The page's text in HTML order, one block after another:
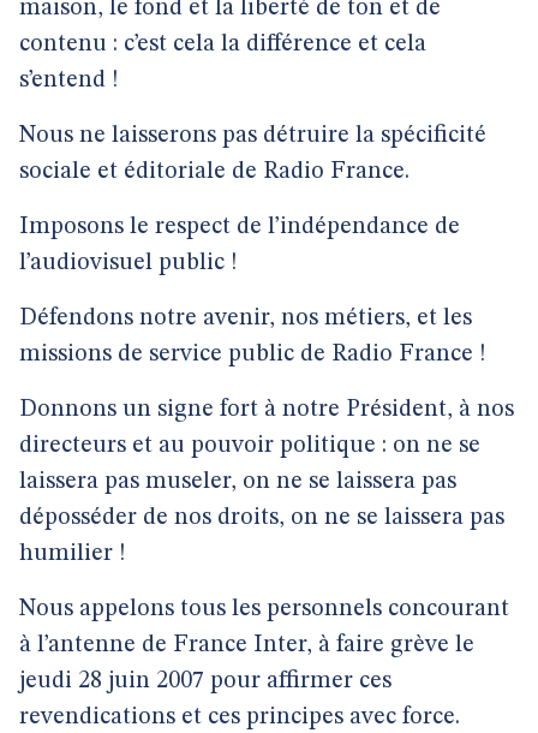
maison, le fond et la liberté de ton et de
contenu : c’est cela la différence et cela
s’entend !
Nous ne laisserons pas détruire la spécificité
sociale et éditoriale de Radio France.
Imposons le respect de l’indépendance de
l’audiovisuel public !
Défendons notre avenir, nos métiers, et les
missions de service public de Radio France !
Donnons un signe fort à notre Président, à nos
directeurs et au pouvoir politique : on ne se
laissera pas museler, on ne se laissera pas
déposséder de nos droits, on ne se laissera pas
humilier !
Nous appelons tous les personnels concourant
à l’antenne de France Inter, à faire grève le
jeudi 28 juin 2007 pour affirmer ces
revendications et ces principes avec force.